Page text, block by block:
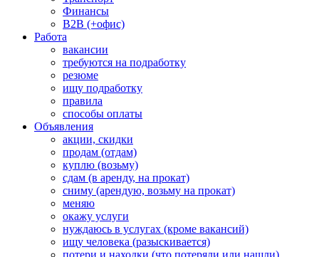
Финансы
B2B (+офис)
Работа
вакансии
требуются на подработку
резюме
ищу подработку
правила
способы оплаты
Объявления
акции, скидки
продам (отдам)
куплю (возьму)
сдам (в аренду, на прокат)
сниму (арендую, возьму на прокат)
меняю
окажу услуги
нуждаюсь в услугах (кроме вакансий)
ищу человека (разыскивается)
потери и находки (что потеряли или нашли)